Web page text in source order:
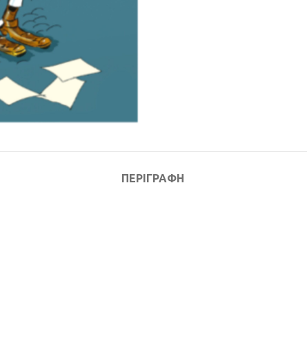
ΠΕΡΙΓΡΑΦΉ